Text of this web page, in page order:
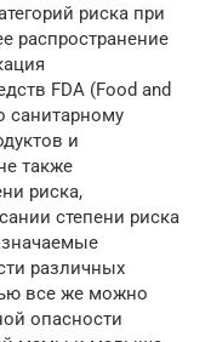
риска при
FDA (Food and
санитарному
и
также
риска,
степени риска
различных
все же можно
опасности